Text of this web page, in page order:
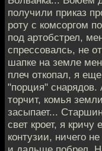
получили приказ
роту с комсоргом
под артобстрел,
спрессовалсь, не
шапке на земле
плеч откопал, я
"порция" снарядов.
торчит, комья
засыпает...
свет кроет, я
контузии, ничего